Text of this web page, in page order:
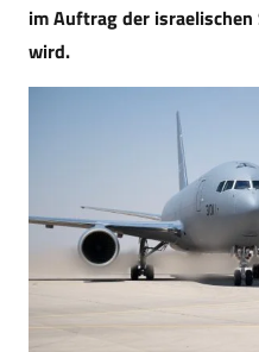
im Auftrag der
wird.